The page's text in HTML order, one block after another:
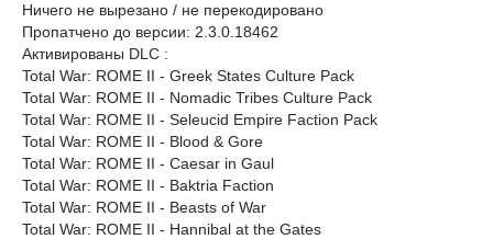
Ничего не вырезано / не перекодировано
Пропатчено до версии: 2.3.0.18462
Активированы DLC :
Total War: ROME II - Greek States Culture Pack
Total War: ROME II - Nomadic Tribes Culture Pack
Total War: ROME II - Seleucid Empire Faction Pack
Total War: ROME II - Blood & Gore
Total War: ROME II - Caesar in Gaul
Total War: ROME II - Baktria Faction
Total War: ROME II - Beasts of War
Total War: ROME II - Hannibal at the Gates